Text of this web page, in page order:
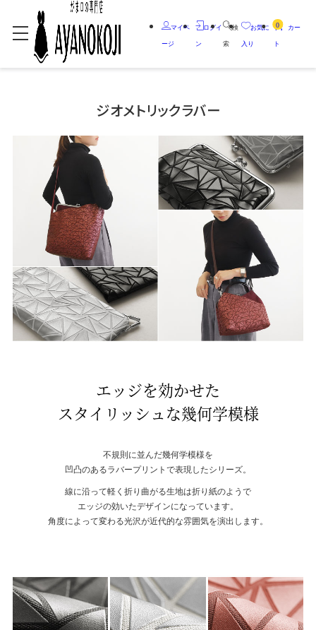
マイペ
ージ
ログイ
ン
検
索
お気に
入り
0 カー
ト
ジオメトリックラバー
エッジを効かせた
スタイリッシュな幾何学模様
不規則に並んだ幾何学模様を
凹凸のあるラバープリントで表現したシリーズ。
線に沿って軽く折り曲がる生地は折り紙のようで
エッジの効いたデザインになっています。
角度によって変わる光沢が近代的な雰囲気を演出します。